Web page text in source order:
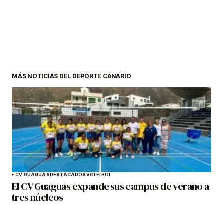
MÁS NOTICIAS DEL DEPORTE CANARIO
CV GUAGUASDESTACADOSVOLEIBOL
El CV Guaguas expande sus campus de verano a
tres núcleos